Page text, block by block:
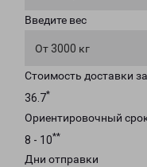
Введите вес
От 3000 кг
Стоимость доставки
36.7*
Ориентировочный
8 - 10**
Дни отправки